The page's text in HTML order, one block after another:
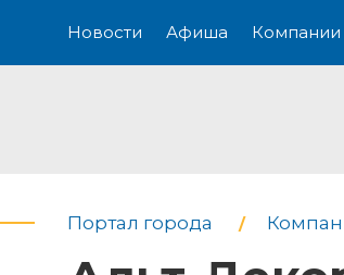
Новости Афиша Компании
Портал города